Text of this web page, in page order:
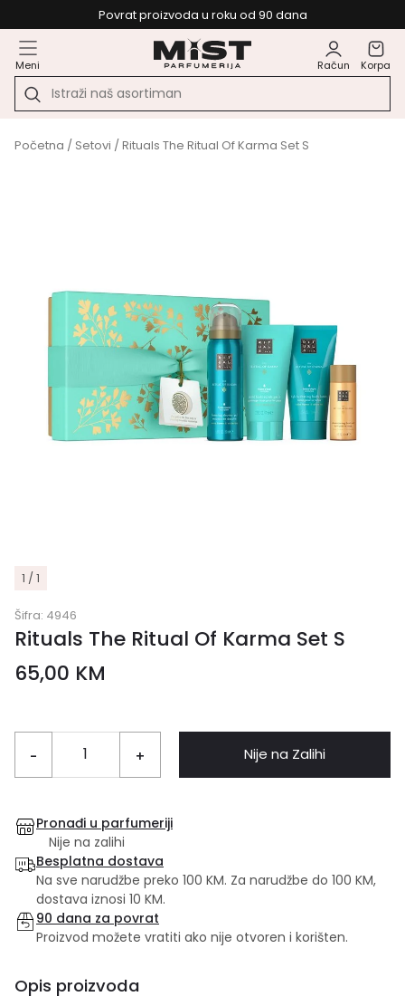
Povrat proizvoda u roku od 90 dana
Meni Račun Korpa
Početna / Setovi / Rituals The Ritual Of Karma Set S
1 / 1
Šifra: 4946
Rituals The Ritual Of Karma Set S
65,00 KM
- + Nije na Zalihi
Pronađi u parfumeriji
Nije na zalihi
Besplatna dostava
Na sve narudžbe preko 100 KM. Za narudžbe do 100 KM,
dostava iznosi 10 KM.
90 dana za povrat
Proizvod možete vratiti ako nije otvoren i korišten.
Opis proizvoda